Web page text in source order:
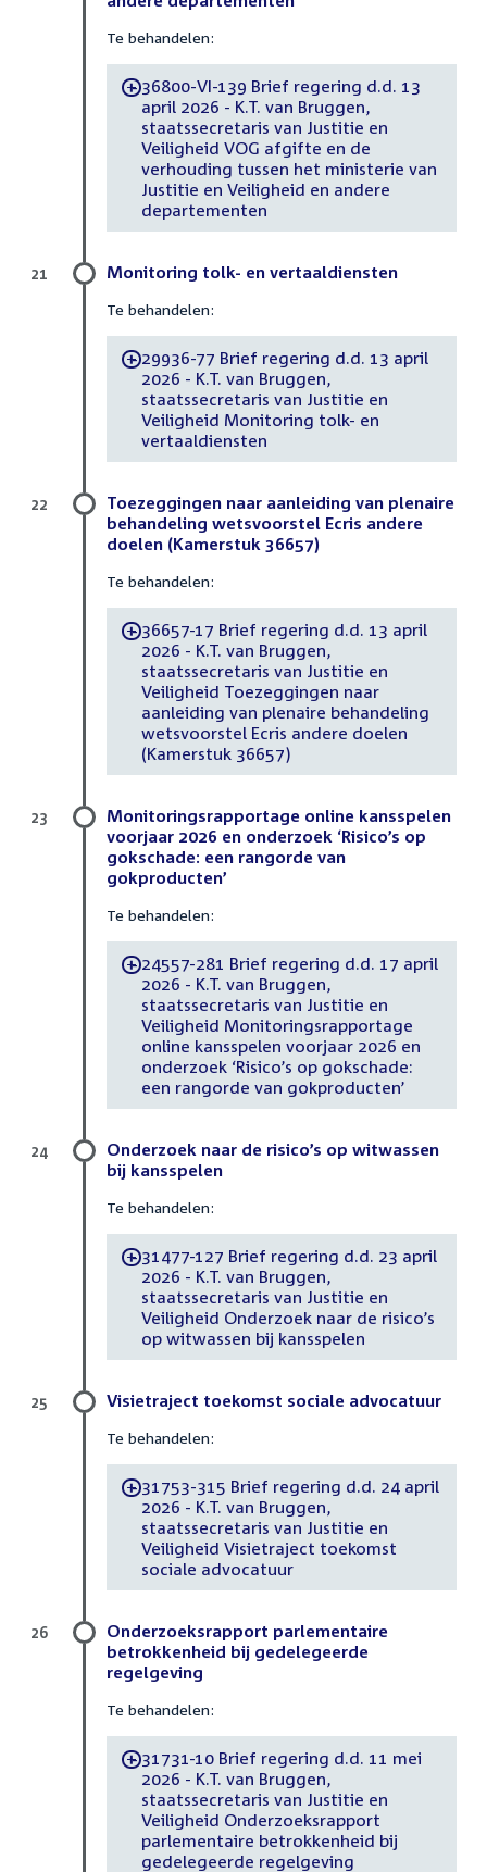
Te behandelen:
-36800-VI-139 Brief regering d.d. 13
april 2026 - K.T. van Bruggen,
staatssecretaris van Justitie en
Veiligheid VOG afgifte en de
verhouding tussen het ministerie van
Justitie en Veiligheid en andere
departementen
Monitoring tolk- en vertaaldiensten
Te behandelen:
-29936-77 Brief regering d.d. 13 april
2026 - K.T. van Bruggen,
staatssecretaris van Justitie en
Veiligheid Monitoring tolk- en
vertaaldiensten
21
Toezeggingen naar aanleiding van plenaire
behandeling wetsvoorstel Ecris andere
doelen (Kamerstuk 36657)
Te behandelen:
-36657-17 Brief regering d.d. 13 april
2026 - K.T. van Bruggen,
staatssecretaris van Justitie en
Veiligheid Toezeggingen naar
aanleiding van plenaire behandeling
wetsvoorstel Ecris andere doelen
(Kamerstuk 36657)
22
Monitoringsrapportage online kansspelen
voorjaar 2026 en onderzoek ‘Risico’s op
gokschade: een rangorde van
gokproducten’
Te behandelen:
-24557-281 Brief regering d.d. 17 april
2026 - K.T. van Bruggen,
staatssecretaris van Justitie en
Veiligheid Monitoringsrapportage
online kansspelen voorjaar 2026 en
onderzoek ‘Risico’s op gokschade:
een rangorde van gokproducten’
23
Onderzoek naar de risico’s op witwassen
bij kansspelen
Te behandelen:
-31477-127 Brief regering d.d. 23 april
2026 - K.T. van Bruggen,
staatssecretaris van Justitie en
Veiligheid Onderzoek naar de risico’s
op witwassen bij kansspelen
24
Visietraject toekomst sociale advocatuur
Te behandelen:
-31753-315 Brief regering d.d. 24 april
2026 - K.T. van Bruggen,
staatssecretaris van Justitie en
Veiligheid Visietraject toekomst
sociale advocatuur
25
Onderzoeksrapport parlementaire
betrokkenheid bij gedelegeerde
regelgeving
Te behandelen:
-31731-10 Brief regering d.d. 11 mei
2026 - K.T. van Bruggen,
staatssecretaris van Justitie en
Veiligheid Onderzoeksrapport
parlementaire betrokkenheid bij
gedelegeerde regelgeving
26